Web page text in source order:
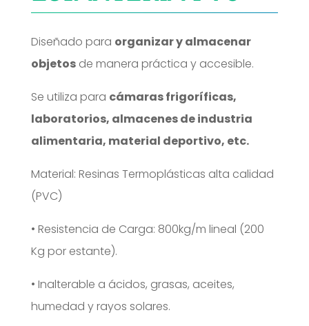
Diseñado para organizar y almacenar
objetosde manera práctica y accesible.
Se utiliza para cámaras frigoríficas,
laboratorios, almacenes de industria
alimentaria, material deportivo, etc.
Material: Resinas Termoplásticas alta calidad
(PVC)
• Resistencia de Carga: 800kg/m lineal (200
Kg por estante).
• Inalterable a ácidos, grasas, aceites,
humedad y rayos solares.